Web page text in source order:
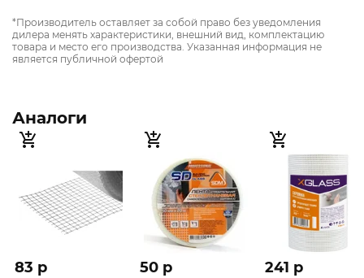
*Производитель оставляет за собой право без уведомления
дилера менять характеристики, внешний вид, комплектацию
товара и место его производства. Указанная информация не
является публичной офертой
Аналоги
83 p 50 p 241 p